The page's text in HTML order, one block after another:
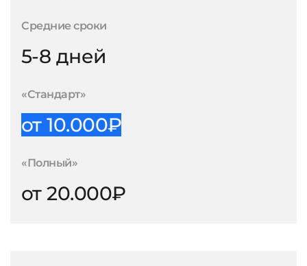
Средние сроки
5-8 дней
«Стандарт»
от 10.000₽
«Полный»
от 20.000₽